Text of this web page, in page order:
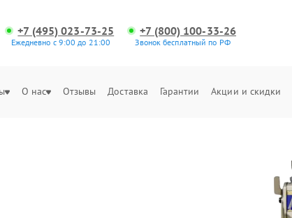
+7 (495) 023-73-25
Ежедневно с 9:00 до 21:00
+7 (800) 100-33-26
Звонок бесплатный по РФ
О нас Отзывы Доставка Гарантии Акции и скидки